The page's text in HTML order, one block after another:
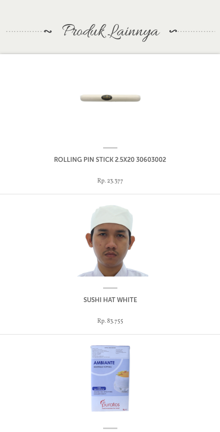
Produk Lainnya
ROLLING PIN STICK 2.5X20 30603002
Rp. 23.377
SUSHI HAT WHITE
Rp. 83.755